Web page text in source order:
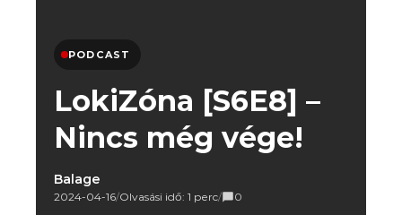
PODCAST
LokiZóna [S6E8] –
Nincs még vége!
Balage
2024-04-16/Olvasási idő: 1 perc/ 0